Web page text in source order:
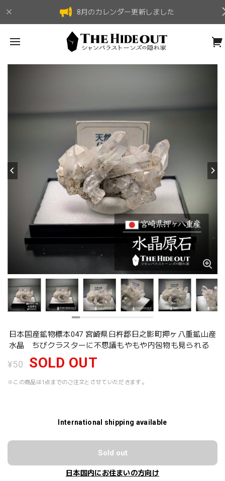
8月のカレンダー更新しました
日本国産鉱物標本047 宮崎県臼杵郡日之影町押ヶ八重鉱山産
水晶 ちびクラスターに不思議もやもや内包物も見られる
¥50 SOLD OUT
※この商品は1点までのご注文とさせていただきます。
International shipping available
Sold out
日本国内にお住まいの方向け